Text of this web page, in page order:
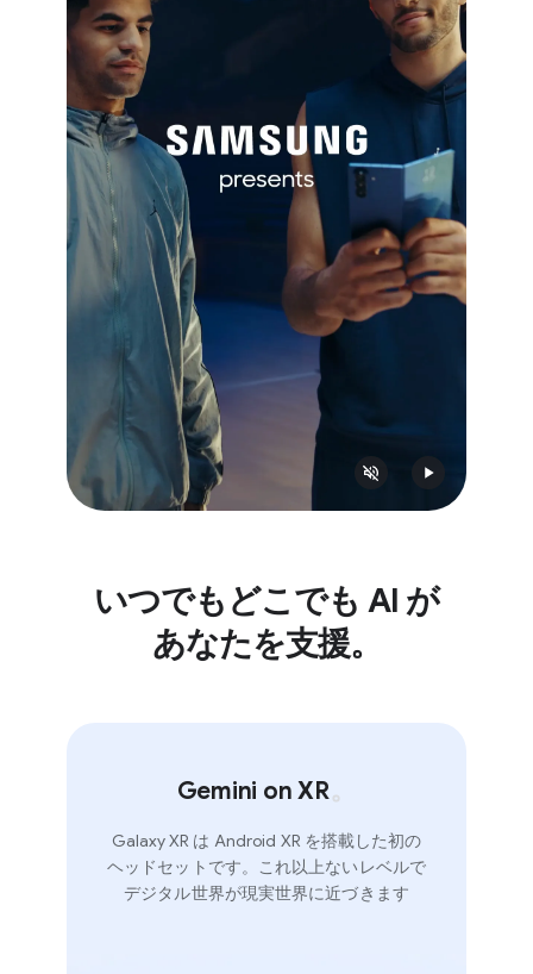
いつでも​どこでも AI が​
あなたを​支援。
Gemini on XR。
Galaxy XR は Android XR を​搭載した​初の​
ヘッドセットです。​これ以上​ない​レベルで​
デジタル世界が​現実世界に​近づきます